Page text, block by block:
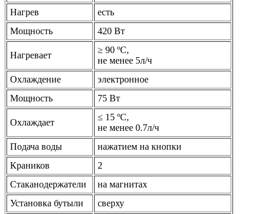
Нагрев
есть
Мощность
420 Вт
Нагревает
≥ 90 ºС,
не менее 5л/ч
Охлаждение
электронное
Мощность
75 Вт
Охлаждает
≤ 15 ºС,
не менее 0.7л/ч
Подача воды
нажатием на кнопки
Краников
2
Стаканодержатели
на магнитах
Установка бутыли
сверху